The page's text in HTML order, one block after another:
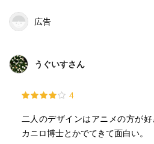
広告
うぐいすさん
4
二人のデザインはアニメの方が
カニロ博士とかでてきて面白い。